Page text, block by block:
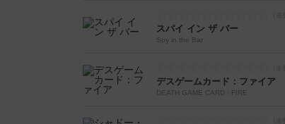
スパイ イン ザ バー
Spy in the Bar
デスゲームカード：ファイア
DEATH GAME CARD : FIRE